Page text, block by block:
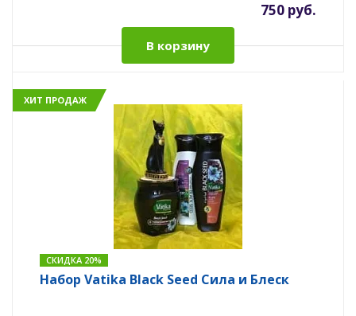
750 руб.
В корзину
ХИТ ПРОДАЖ
СКИДКА 20%
Набор Vatika Black Seed Сила и Блеск